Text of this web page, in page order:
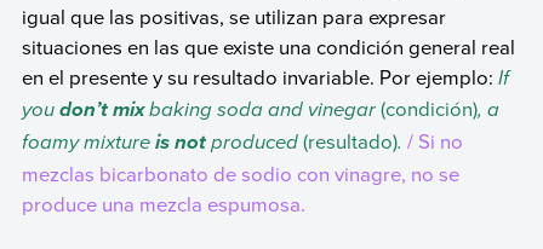
igual que las positivas, se utilizan para expresar
situaciones en las que existe una condición general real
en el presente y su resultado invariable. Por ejemplo: If
you don’t mixbaking soda and vinegar(condición), a
foamy mixture is notproduced(resultado). / Si no
mezclas bicarbonato de sodio con vinagre, no se
produce una mezcla espumosa.